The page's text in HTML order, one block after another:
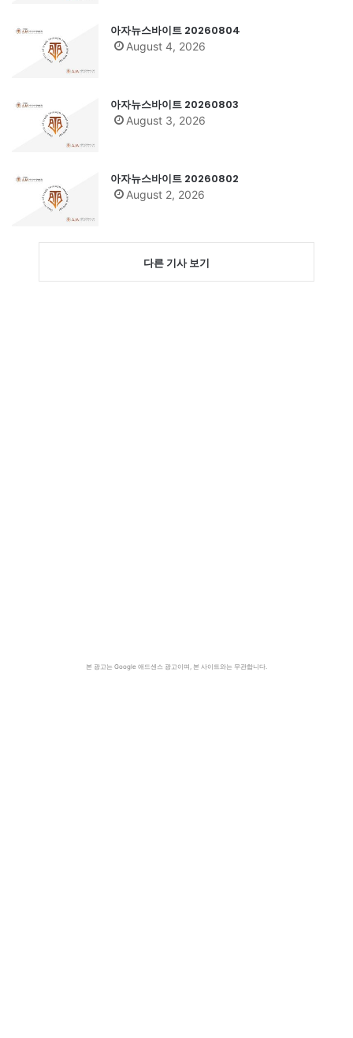
아자뉴스바이트 20260804
August 4, 2026
아자뉴스바이트 20260803
August 3, 2026
아자뉴스바이트 20260802
August 2, 2026
다른 기사 보기
본 광고는 Google 애드센스 광고이며, 본 사이트와는 무관합니다.